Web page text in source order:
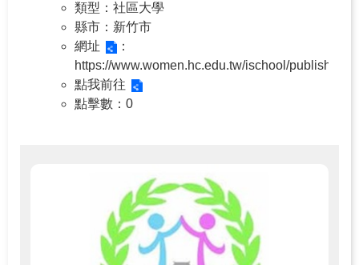
類型 ：社區大學
縣市 ：新竹市
網址
：
https://www.women.hc.edu.tw/ischool/
點我前往
點擊數 ：0